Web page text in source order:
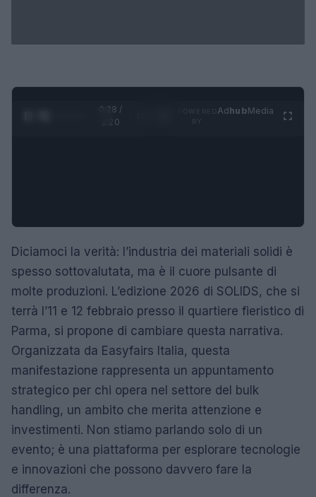
0:28 /
1:20
AdhubMedia
Diciamoci la verità: l’industria dei materiali solidi è
spesso sottovalutata, ma è il cuore pulsante di
molte produzioni. L’edizione 2026 di SOLIDS, che si
terrà l’11 e 12 febbraio presso il quartiere fieristico di
Parma, si propone di cambiare questa narrativa.
Organizzata da Easyfairs Italia, questa
manifestazione rappresenta un appuntamento
strategico per chi opera nel settore del bulk
handling, un ambito che merita attenzione e
investimenti. Non stiamo parlando solo di un
evento; è una piattaforma per esplorare tecnologie
e innovazioni che possono davvero fare la
differenza.